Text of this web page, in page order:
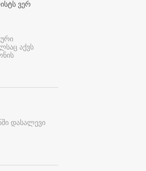
ვერ
აქვს
დასალევი